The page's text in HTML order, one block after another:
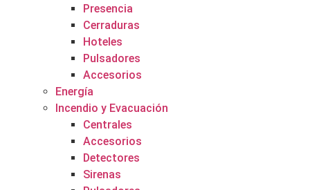
Presencia
Cerraduras
Hoteles
Pulsadores
Accesorios
Energía
Incendio y Evacuación
Centrales
Accesorios
Detectores
Sirenas